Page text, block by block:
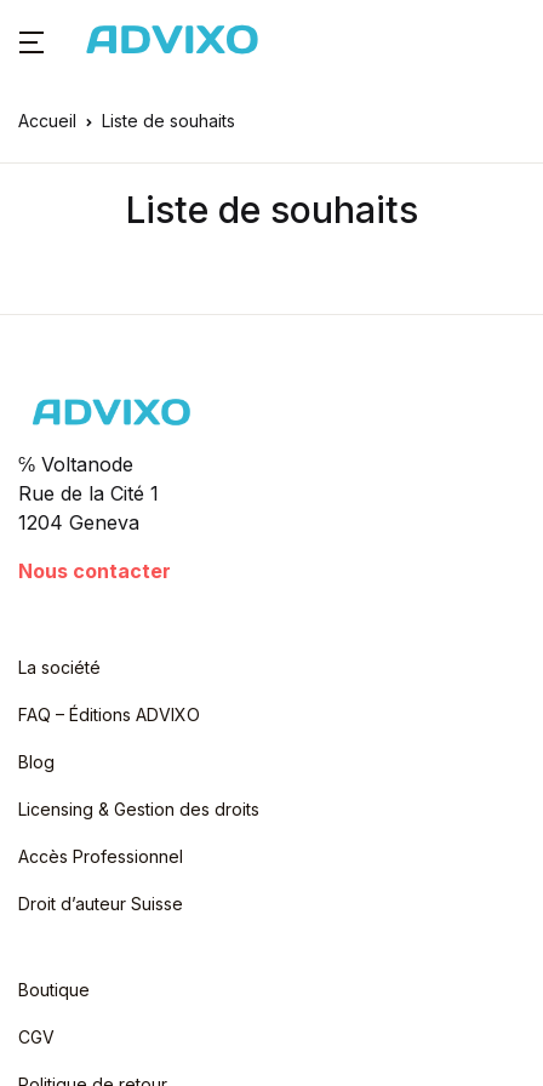
Accueil Liste de souhaits
Liste de souhaits
℅ Voltanode
Rue de la Cité 1
1204 Geneva
Nous contacter
La société
FAQ – Éditions ADVIXO
Blog
Licensing & Gestion des droits
Accès Professionnel
Droit d’auteur Suisse
Boutique
CGV